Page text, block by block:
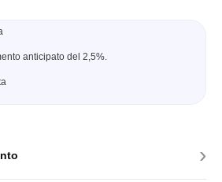
anticipato del 2,5%.
›